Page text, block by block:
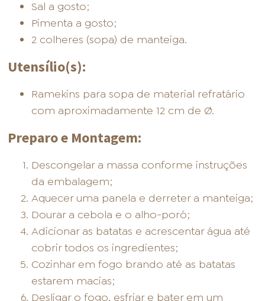
Sal a gosto;
Pimenta a gosto;
2 colheres (sopa) de manteiga.
Utensílio(s):
Ramekins para sopa de material refratário
com aproximadamente 12 cm de Ø.
Preparo e Montagem:
Descongelar a massa conforme instruções
da embalagem;
Aquecer uma panela e derreter a manteiga;
Dourar a cebola e o alho-poró;
Adicionar as batatas e acrescentar água até
cobrir todos os ingredientes;
Cozinhar em fogo brando até as batatas
estarem macias;
Desligar o fogo, esfriar e bater em um